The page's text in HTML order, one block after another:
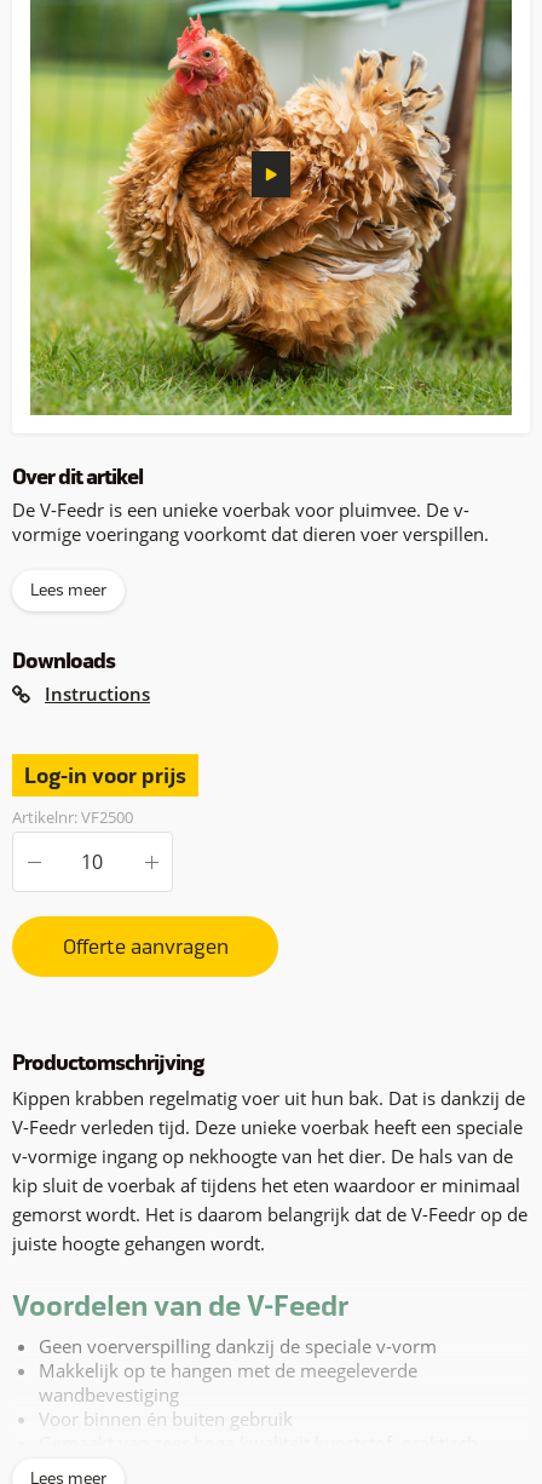
Over dit artikel
De V-Feedr is een unieke voerbak voor pluimvee. De v-
vormige voeringang voorkomt dat dieren voer verspillen.
Lees meer
Downloads
Instructions
Log-in voor prijs
Artikelnr: VF2500
Offerte aanvragen
Productomschrijving
Kippen krabben regelmatig voer uit hun bak. Dat is dankzij de
V-Feedr verleden tijd. Deze unieke voerbak heeft een speciale
v-vormige ingang op nekhoogte van het dier. De hals van de
kip sluit de voerbak af tijdens het eten waardoor er minimaal
gemorst wordt. Het is daarom belangrijk dat de V-Feedr op de
juiste hoogte gehangen wordt.
Voordelen van de V-Feedr
Geen voerverspilling dankzij de speciale v-vorm
Makkelijk op te hangen met de meegeleverde
wandbevestiging
Voor binnen én buiten gebruik
Lees meer